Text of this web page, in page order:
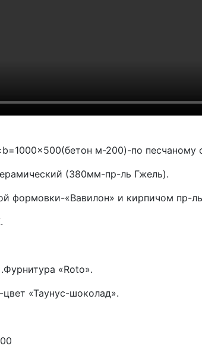
м-200)-по песчаному
(380мм-пр-ль Гжель).
формовки-«Вавилон» и кирпичом пр-
«Roto».
«Таунус-шоколад».